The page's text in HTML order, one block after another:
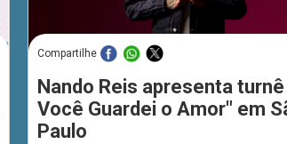
Compartilhe
Nando Reis apresenta
Você Guardei o Amor" em
Paulo